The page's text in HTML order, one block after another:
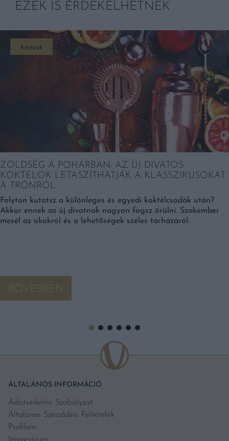
EZEK IS ÉRDEKELHETNEK
Kortyok
ZÖLDSÉG A POHÁRBAN: AZ ÚJ DIVATOS
KOKTÉLOK LETASZÍTHATJÁK A KLASSZIKUSOKAT
A TRÓNRÓL
Folyton kutatsz a különleges és egyedi koktélcsodák után?
Akkor ennek az új divatnak nagyon fogsz örülni. Szakember
mesél az okokról és a lehetőségek széles tárházáról.
BŐVEBBEN
ÁLTALÁNOS INFORMÁCIÓ
Adatvédelmi Szabályzat
Általános Szerződési Feltételek
Profilom